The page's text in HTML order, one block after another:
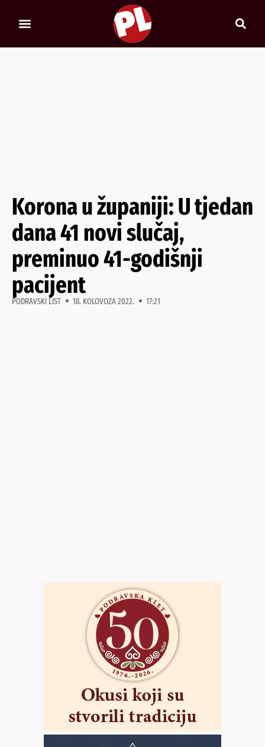
Korona u županiji: U tjedan
dana 41 novi slučaj,
preminuo 41-godišnji
pacijent
PODRAVSKI LIST 18. KOLOVOZA 2022. 17:21